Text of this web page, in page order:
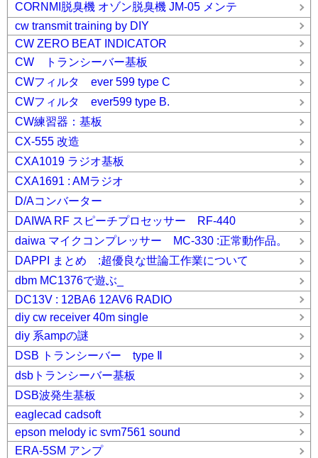
CORNMI脱臭機 オゾン脱臭機 JM-05 メンテ
cw transmit training by DIY
CW ZERO BEAT INDICATOR
CW トランシーバー基板
CWフィルタ ever 599 type C
CWフィルタ ever599 type B.
CW練習器：基板
CX-555 改造
CXA1019 ラジオ基板
CXA1691 : AMラジオ
D/Aコンバーター
DAIWA RF スピーチプロセッサー RF-440
daiwa マイクコンプレッサー MC-330 :正常動作品。
DAPPI まとめ :超優良な世論工作業について
dbm MC1376で遊ぶ_
DC13V : 12BA6 12AV6 RADIO
diy cw receiver 40m single
diy 系ampの謎
DSB トランシーバー type Ⅱ
dsbトランシーバー基板
DSB波発生基板
eaglecad cadsoft
epson melody ic svm7561 sound
ERA-5SM アンプ